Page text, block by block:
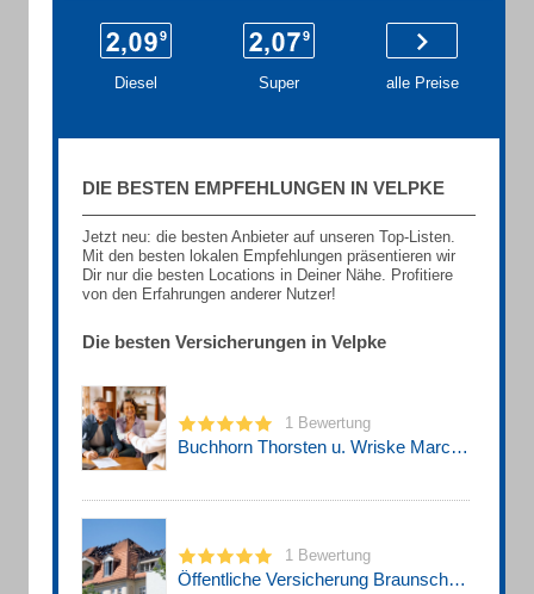
Diesel Super alle Preise
DIE BESTEN EMPFEHLUNGEN IN VELPKE
Jetzt neu: die besten Anbieter auf unseren Top-Listen.
Mit den besten lokalen Empfehlungen präsentieren wir
Dir nur die besten Locations in Deiner Nähe. Profitiere
von den Erfahrungen anderer Nutzer!
Die besten Versicherungen in Velpke
1 Bewertung
Buchhorn Thorsten u. Wriske Marc Öffentliche Versicherung
1 Bewertung
Öffentliche Versicherung Braunschweig - Marc Wriske